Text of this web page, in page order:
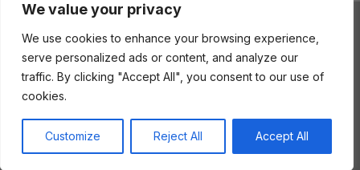
We value your privacy
We use cookies to enhance your browsing experience,
serve personalized ads or content, and analyze our
traffic. By clicking "Accept All", you consent to our use of
cookies.
Customize Reject All Accept All
ENEstående Mat
Copyright © 2026 ENEstående Mat —Gourmand
ThemebyWPZOOM